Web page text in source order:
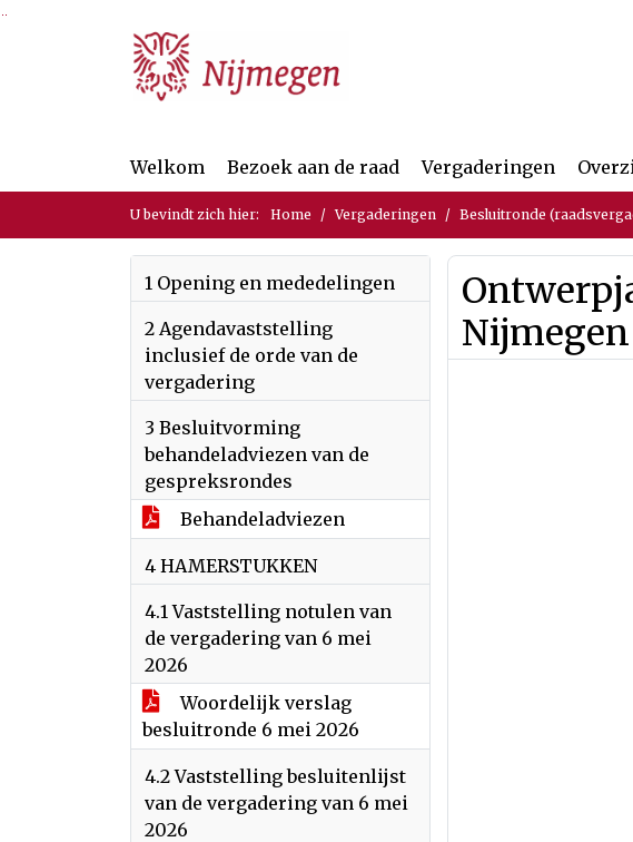
Ga naar de inhoud van deze pagina
Ga naar het zoeken
Ga naar het menu
Welkom Bezoek aan de raad Vergaderingen
U bevindt zich hier: Home Vergaderingen Besluitronde
1 Opening en mededelingen
2 Agendavaststelling
inclusief de orde van de
vergadering
3 Besluitvorming
behandeladviezen van de
gespreksrondes
Behandeladviezen
4 HAMERSTUKKEN
4.1 Vaststelling notulen van
de vergadering van 6 mei
2026
Woordelijk verslag
besluitronde 6 mei 2026
4.2 Vaststelling besluitenlijst
van de vergadering van 6 mei
2026
Nijmegen